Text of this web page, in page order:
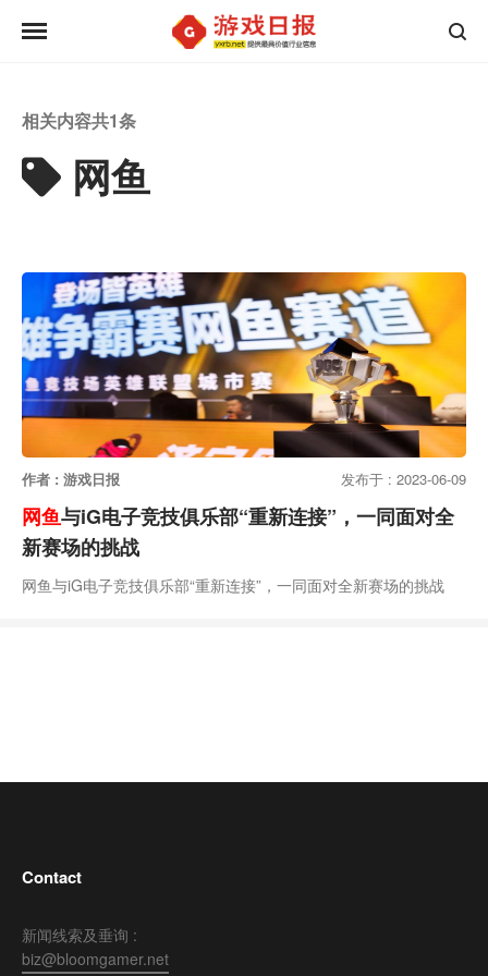
相关内容共1条
网鱼
作者 : 游戏日报 发布于 : 2023-06-09
网鱼与iG电子竞技俱乐部“重新连接”，一同面对全
新赛场的挑战
网鱼与iG电子竞技俱乐部“重新连接”，一同面对全新赛场的挑战
Contact
新闻线索及垂询 :
biz@bloomgamer.net